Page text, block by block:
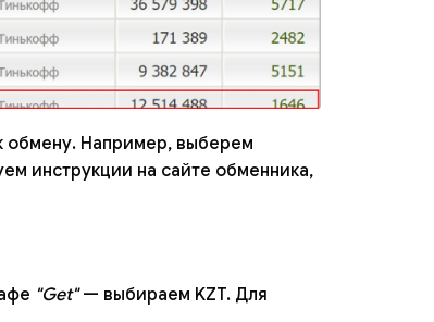
обмену. Например, выберем
инструкции на сайте обменника,
"Get"— выбираем KZT. Для